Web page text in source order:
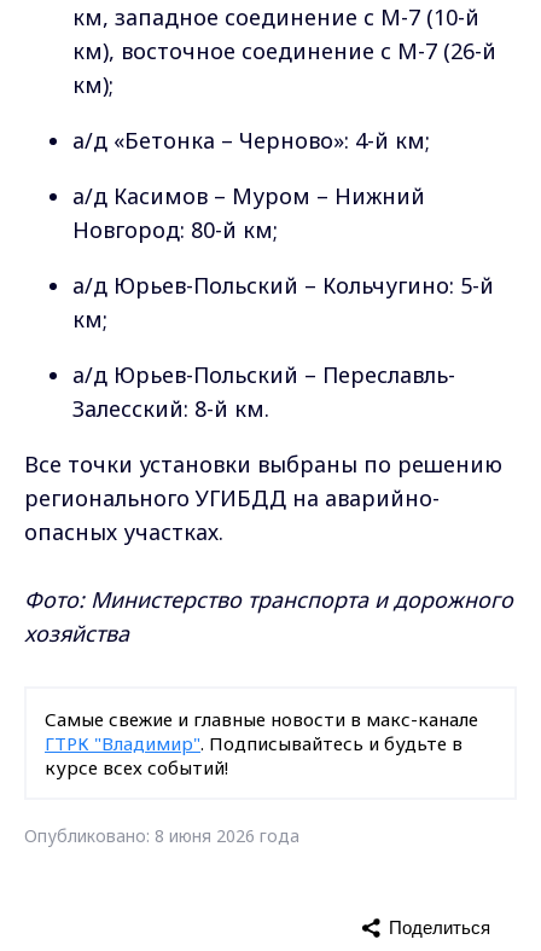
км, западное соединение с М-7 (10-й
км), восточное соединение с М-7 (26-й
км);
а/д «Бетонка – Черново»: 4-й км;
а/д Касимов – Муром – Нижний
Новгород: 80-й км;
а/д Юрьев-Польский – Кольчугино: 5-й
км;
а/д Юрьев-Польский – Переславль-
Залесский: 8-й км.
Все точки установки выбраны по решению
регионального УГИБДД на аварийно-
опасных участках.
Фото: Министерство транспорта и дорожного
хозяйства
Самые свежие и главные новости в макс-канале
ГТРК "Владимир". Подписывайтесь и будьте в
курсе всех событий!
Опубликовано: 8 июня 2026 года
Поделиться